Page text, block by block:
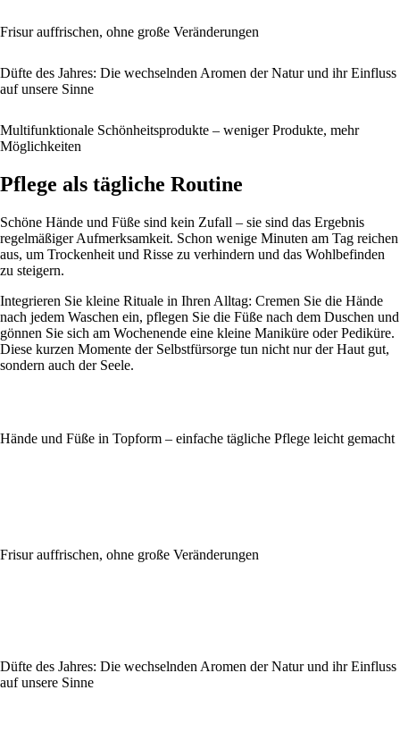
Frisur auffrischen, ohne große Veränderungen
Düfte des Jahres: Die wechselnden Aromen der Natur und ihr Einfluss
auf unsere Sinne
Multifunktionale Schönheitsprodukte – weniger Produkte, mehr
Möglichkeiten
Pflege als tägliche Routine
Schöne Hände und Füße sind kein Zufall – sie sind das Ergebnis
regelmäßiger Aufmerksamkeit. Schon wenige Minuten am Tag reichen
aus, um Trockenheit und Risse zu verhindern und das Wohlbefinden
zu steigern.
Integrieren Sie kleine Rituale in Ihren Alltag: Cremen Sie die Hände
nach jedem Waschen ein, pflegen Sie die Füße nach dem Duschen und
gönnen Sie sich am Wochenende eine kleine Maniküre oder Pediküre.
Diese kurzen Momente der Selbstfürsorge tun nicht nur der Haut gut,
sondern auch der Seele.
Hände und Füße in Topform – einfache tägliche Pflege leicht gemacht
Frisur auffrischen, ohne große Veränderungen
Düfte des Jahres: Die wechselnden Aromen der Natur und ihr Einfluss
auf unsere Sinne